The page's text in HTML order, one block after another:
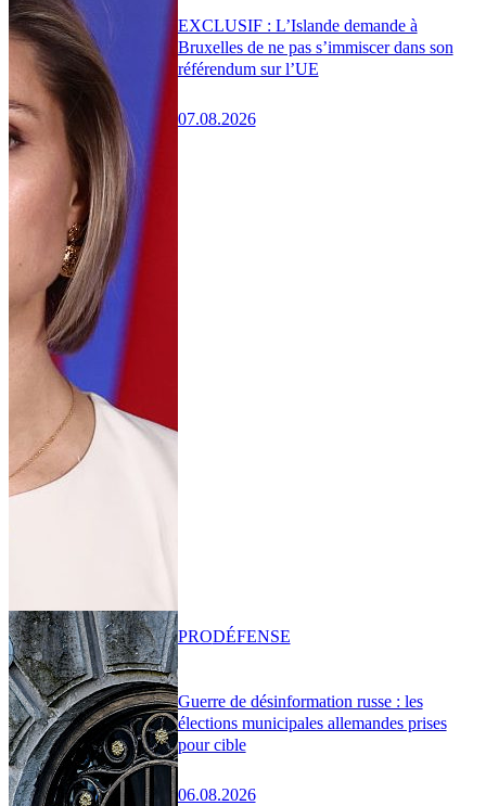
EXCLUSIF : L’Islande demande à
Bruxelles de ne pas s’immiscer dans son
référendum sur l’UE
07.08.2026
Guerre de désinformation russe : les
élections municipales allemandes prises
pour cible
06.08.2026
PRODÉFENSE